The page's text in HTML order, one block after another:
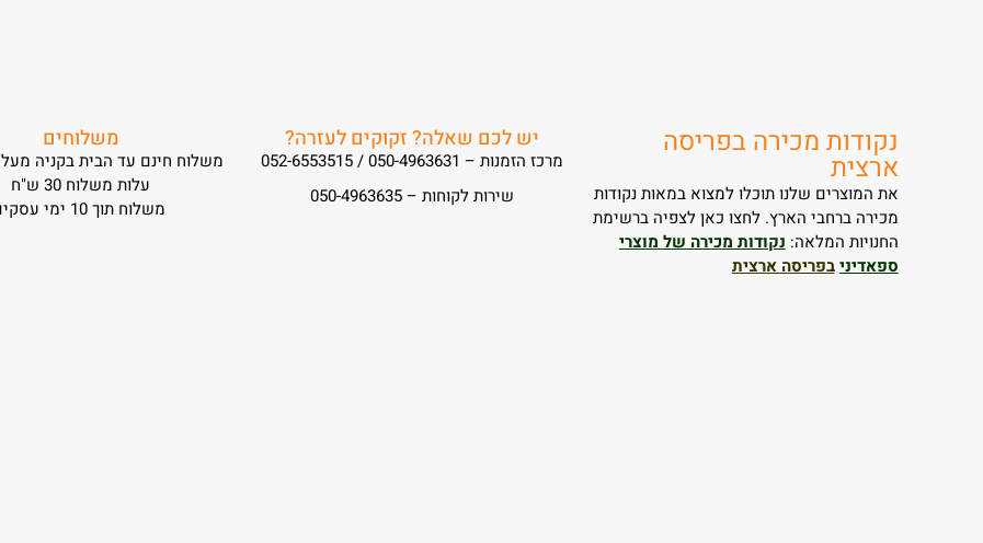
נקודות מכירה בפריסה
ארצית
את המוצרים שלנו תוכלו למצוא במאות נקודות
מכירה ברחבי הארץ. לחצו כאן לצפיה ברשימת
החנויות המלאה: נקודות מכירה של מוצרי
ספאדיניבפריסה ארצית
יש לכם שאלה? זקוקים לעזרה?
מרכז הזמנות – 050-4963631 / 052-6553515
שירות לקוחות – 050-4963635
משלוחים
משלוח חינם עד הבית בקניה מעל 299 ש"ח
עלות משלוח 30 ש"ח
משלוח תוך 10 ימי עסקים